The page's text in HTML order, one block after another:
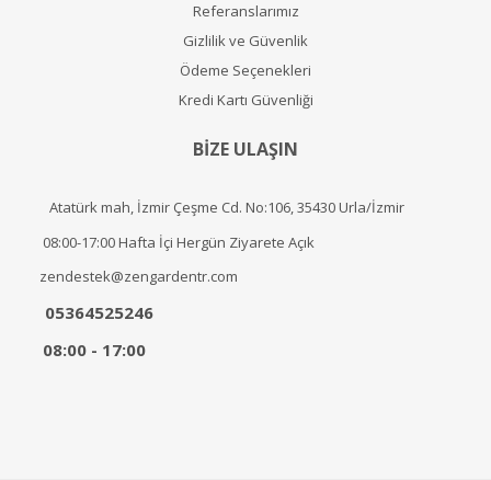
Referanslarımız
Gizlilik ve Güvenlik
Ödeme Seçenekleri
Kredi Kartı Güvenliği
BİZE ULAŞIN
Atatürk mah, İzmir Çeşme Cd. No:106, 35430 Urla/İzmir
08:00-17:00 Hafta İçi Hergün Ziyarete Açık
zendestek@zengardentr.com
05364525246
08:00 - 17:00